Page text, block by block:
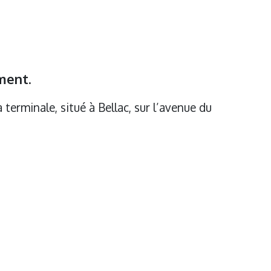
terminale, situé à Bellac, sur l’avenue du